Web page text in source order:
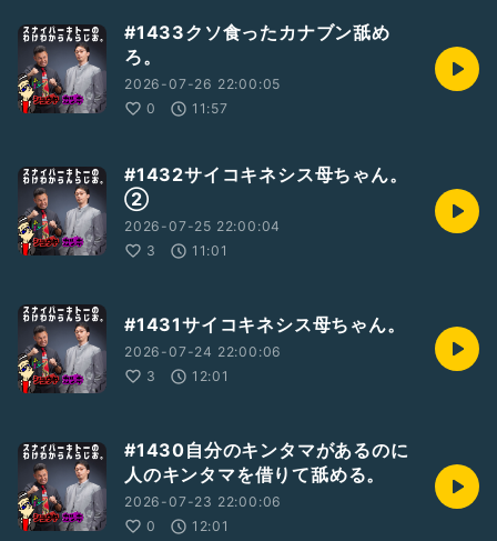
#1433クソ食ったカナブン舐め
ろ。
2026-07-26 22:00:05
0
11:57
#1432サイコキネシス母ちゃん。
②
2026-07-25 22:00:04
3
11:01
#1431サイコキネシス母ちゃん。
2026-07-24 22:00:06
3
12:01
#1430自分のキンタマがあるのに
人のキンタマを借りて舐める。
2026-07-23 22:00:06
0
12:01